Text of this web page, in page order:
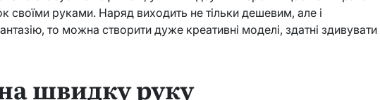
своїми руками. Наряд виходить не тільки дешевим, але і
то можна створити дуже креативні моделі, здатні здивувати
швидку руку